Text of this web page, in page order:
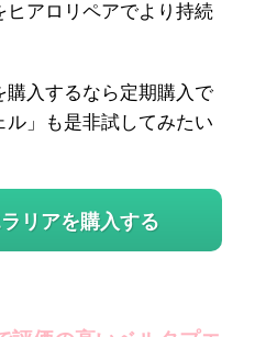
ヒアロリペアでより持続
購入するなら定期購入で
ル」も是非試してみたい
リアを購入する